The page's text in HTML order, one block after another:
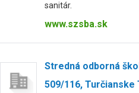
sanitár.
www.szsba.sk
Stredná odborná
509/116, Turčianske